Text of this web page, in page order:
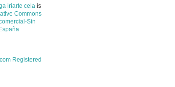
iriarte cela is
Commons
Sin